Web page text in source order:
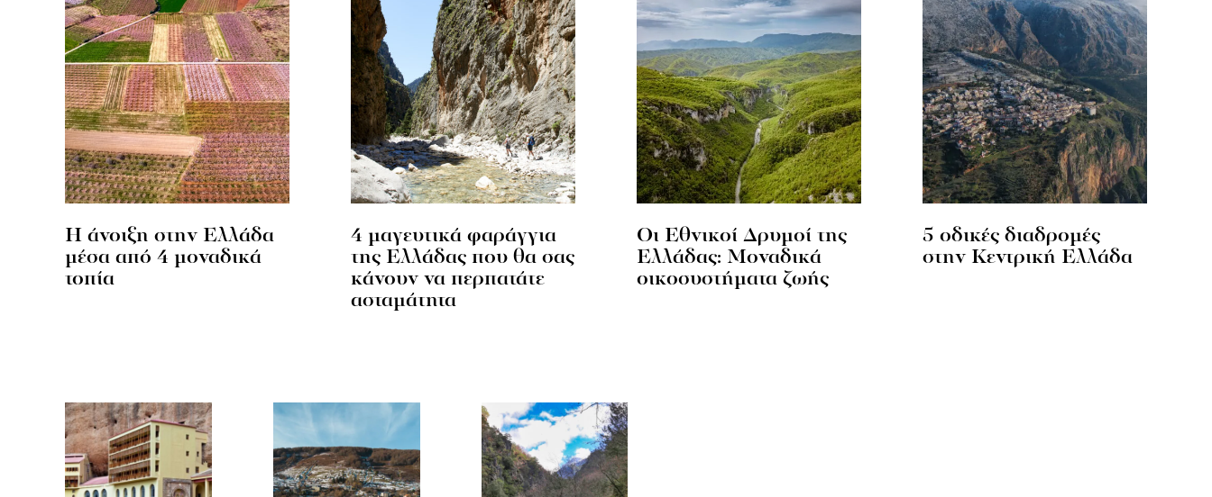
Η άνοιξη στην Ελλάδα
μέσα από 4 μοναδικά
τοπία
4 μαγευτικά φαράγγια
της Ελλάδας που θα σας
κάνουν να περπατάτε
ασταμάτητα
Οι Εθνικοί Δρυμοί της
Ελλάδας: Μοναδικά
οικοσυστήματα ζωής
5 οδικές διαδρομές
στην Κεντρική Ελλάδα